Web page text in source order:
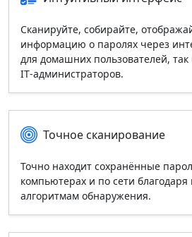
Сканируйте, собирайте,
информацию о паролях через
для домашних пользователей, так
IT‑администраторов.
Точное сканирование
Точно находит сохранённые
компьютерах и по сети
алгоритмам обнаружения.